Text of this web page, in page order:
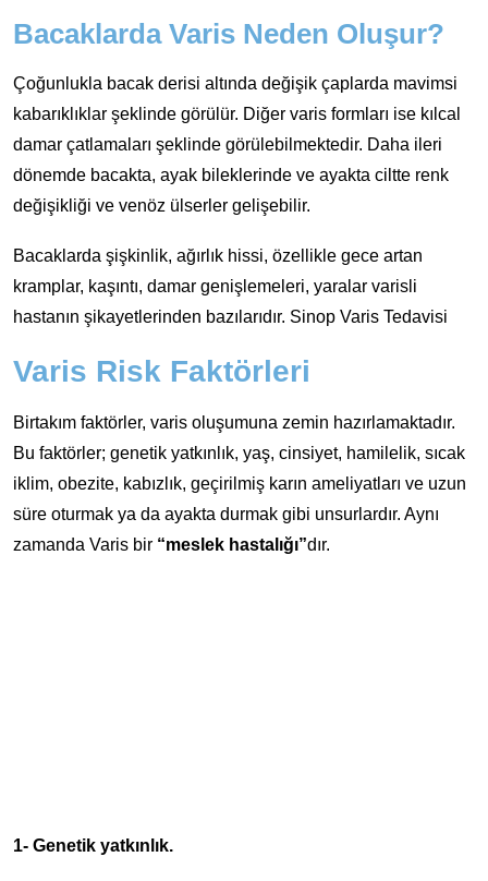
Bacaklarda Varis Neden Oluşur?
Çoğunlukla bacak derisi altında değişik çaplarda mavimsi
kabarıklıklar şeklinde görülür. Diğer varis formları ise kılcal
damar çatlamaları şeklinde görülebilmektedir. Daha ileri
dönemde bacakta, ayak bileklerinde ve ayakta ciltte renk
değişikliği ve venöz ülserler gelişebilir.
Bacaklarda şişkinlik, ağırlık hissi, özellikle gece artan
kramplar, kaşıntı, damar genişlemeleri, yaralar varisli
hastanın şikayetlerinden bazılarıdır. Sinop Varis Tedavisi
Varis Risk Faktörleri
Birtakım faktörler, varis oluşumuna zemin hazırlamaktadır.
Bu faktörler; genetik yatkınlık, yaş, cinsiyet, hamilelik, sıcak
iklim, obezite, kabızlık, geçirilmiş karın ameliyatları ve uzun
süre oturmak ya da ayakta durmak gibi unsurlardır. Aynı
zamanda Varis bir “meslek hastalığı”dır.
1- Genetik yatkınlık.